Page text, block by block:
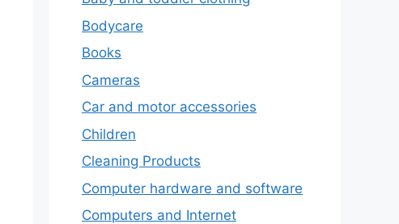
Bodycare
Books
Cameras
Car and motor accessories
Children
Cleaning Products
Computer hardware and software
Computers and Internet